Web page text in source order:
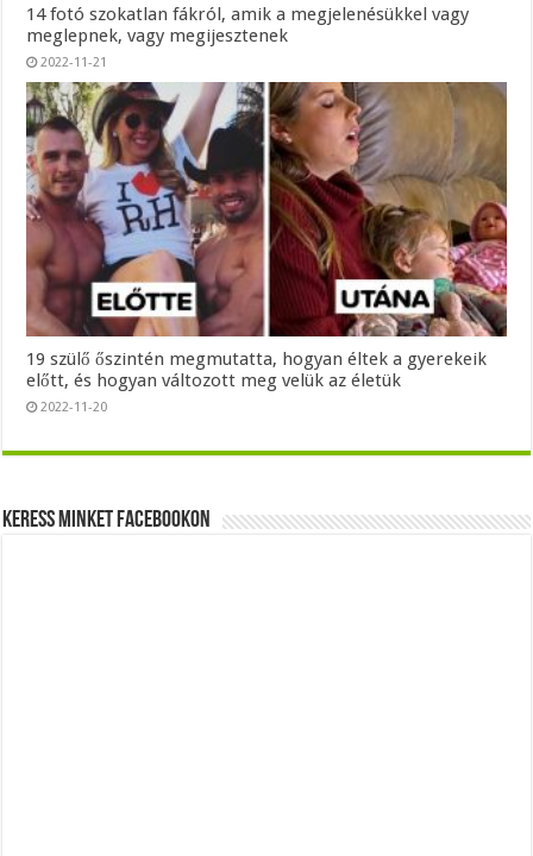
14 fotó szokatlan fákról, amik a megjelenésükkel vagy
meglepnek, vagy megijesztenek
2022-11-21
19 szülő őszintén megmutatta, hogyan éltek a gyerekeik
előtt, és hogyan változott meg velük az életük
2022-11-20
Keress minket Facebookon